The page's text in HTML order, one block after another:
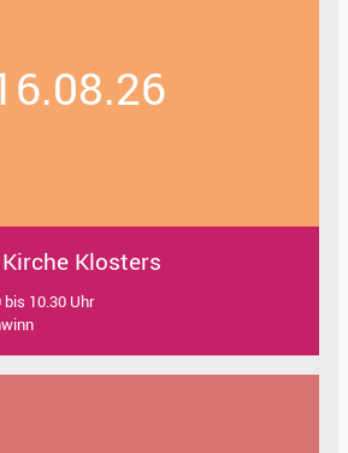
Klosters
bis 10.30 Uhr